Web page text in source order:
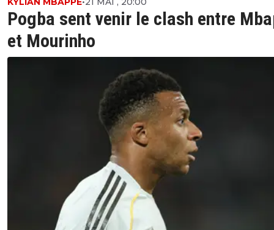
Pogba sent venir le clash entre
et Mourinho